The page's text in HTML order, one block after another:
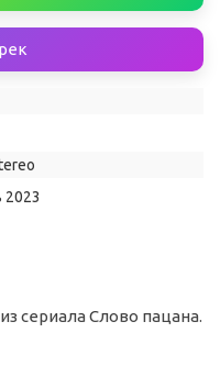
2023
сериала Слово пацана.